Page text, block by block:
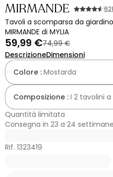
MIRMANDE
Tavoli a scomparsa da
MIRMANDE di MYLIA
59,99 €74,99 €
DescrizioneDimensioni
Colore : Mostarda
Composizione : I 2 tavolini
Quantità limitata
Consegna in 23 a 24 settimane
Rif. 1323419